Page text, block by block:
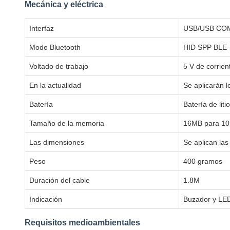
Mecánica y eléctrica
Interfaz USB/USB
Modo Bluetooth HID SPP BLE
Voltado de trabajo 5 V de
En la actualidad Se aplicarán
Batería Batería de
Tamaño de la memoria 16MB para
Las dimensiones Se aplican
Peso 400 gramos
Duración del cable 1.8M
Indicación Buzador y
Requisitos medioambientales